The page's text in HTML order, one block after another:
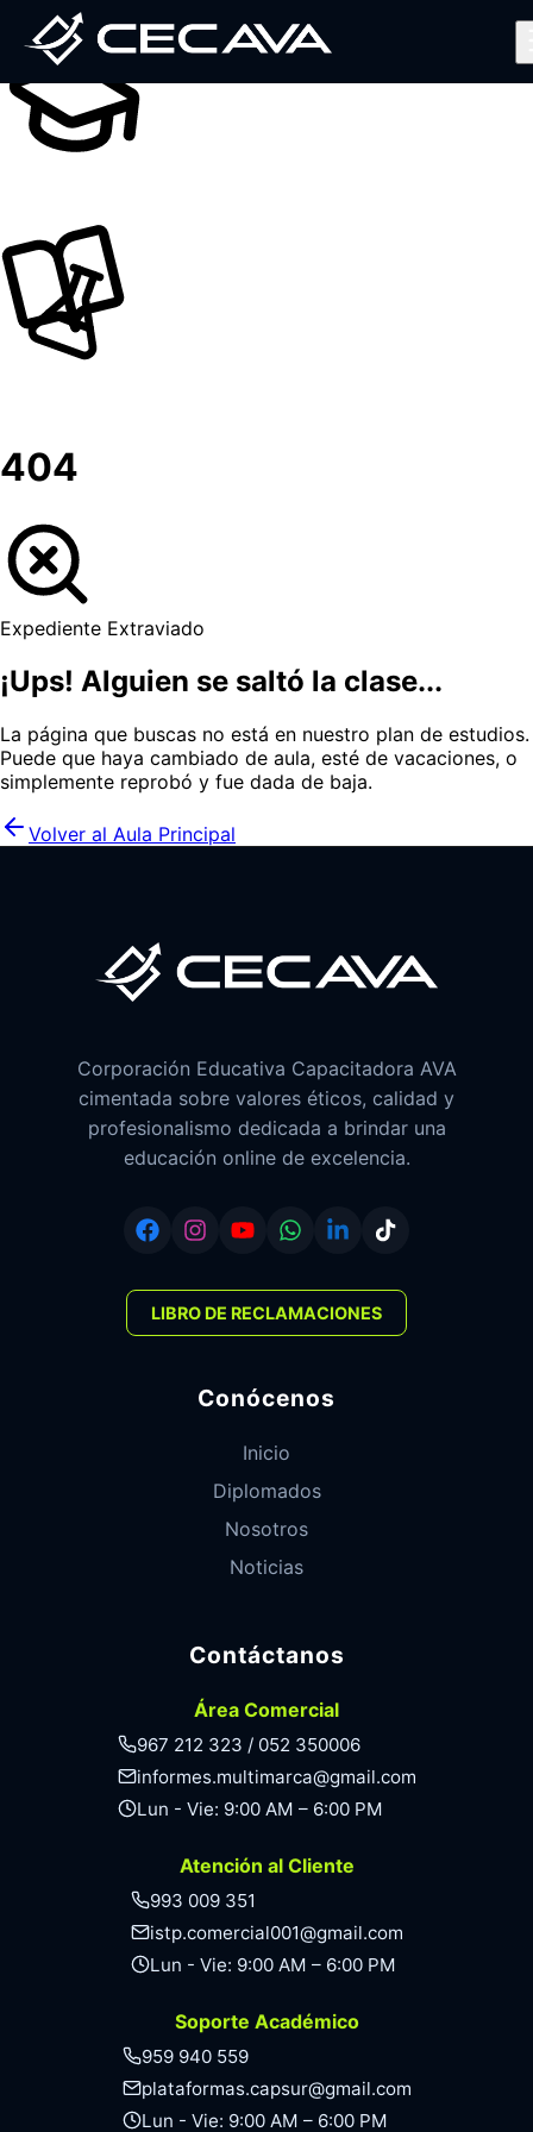
Nosotros
Valida tu CertificadoIngresar al Aula Virtual
404
Expediente Extraviado
¡Ups! Alguien se saltó la clase...
La página que buscas no está en nuestro plan de estudios.
Puede que haya cambiado de aula, esté de vacaciones, o
simplemente reprobó y fue dada de baja.
Volver al Aula Principal
Corporación Educativa Capacitadora AVA
cimentada sobre valores éticos, calidad y
profesionalismo dedicada a brindar una
educación online de excelencia.
LIBRO DE RECLAMACIONES
Conócenos
Inicio
Diplomados
Nosotros
Noticias
Contáctanos
Área Comercial
967 212 323 / 052 350006
informes.multimarca@gmail.com
Lun - Vie: 9:00 AM – 6:00 PM
Atención al Cliente
993 009 351
istp.comercial001@gmail.com
Lun - Vie: 9:00 AM – 6:00 PM
Soporte Académico
959 940 559
plataformas.capsur@gmail.com
Lun - Vie: 9:00 AM – 6:00 PM